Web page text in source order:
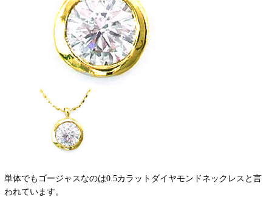
単体でもゴージャスなのは0.5カラットダイヤモンドネックレスと言
われています。